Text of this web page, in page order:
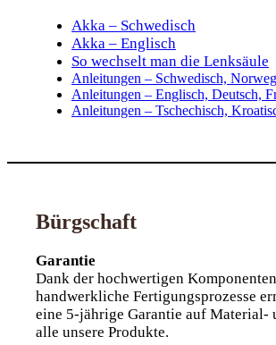
Akka – Schwedisch
Akka – Englisch
So wechselt man die Lenksäule
Anleitungen – Schwedisch,
Anleitungen – Englisch, Deutsch,
Anleitungen – Tschechisch,
Bürgschaft
Garantie
Dank der hochwertigen
handwerkliche Fertigungsprozesse
eine 5-jährige Garantie auf
alle unsere Produkte.